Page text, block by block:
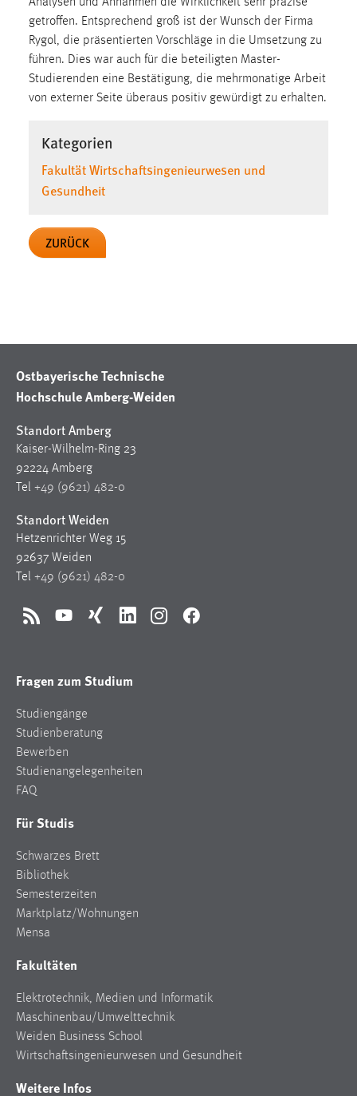
Analysen und Annahmen die Wirklichkeit sehr präzise
getroffen. Entsprechend groß ist der Wunsch der Firma
Rygol, die präsentierten Vorschläge in die Umsetzung zu
führen. Dies war auch für die beteiligten Master-
Studierenden eine Bestätigung, die mehrmonatige Arbeit
von externer Seite überaus positiv gewürdigt zu erhalten.
Kategorien
Fakultät Wirtschaftsingenieurwesen und
Gesundheit
ZURÜCK
Ostbayerische Technische
Hochschule Amberg-Weiden
Standort Amberg
Kaiser-Wilhelm-Ring 23
92224 Amberg
Tel +49 (9621) 482-0
Standort Weiden
Hetzenrichter Weg 15
92637 Weiden
Tel +49 (9621) 482-0
RSS YouTubeXing LinkedInInstagramFacebook
Fragen zum Studium
Studiengänge
Studienberatung
Bewerben
Studienangelegenheiten
FAQ
Für Studis
Schwarzes Brett
Bibliothek
Semesterzeiten
Marktplatz/Wohnungen
Mensa
Fakultäten
Elektrotechnik, Medien und Informatik
Maschinenbau/Umwelttechnik
Weiden Business School
Wirtschaftsingenieurwesen und Gesundheit
Weitere Infos
Cookie Laufzeit:
30 Tage
Chat
chat-frame-style-5e9dbeb1811c0446
Zweck:
Wird benötigt um die Chatfunktion nutzen zu können.
MibewSessionID, mibew-chat-frame-style-
Name:
Zweck:
einloggen zu können.
Cookie Laufzeit:
24 Stunden
STATISTIK
Statistik Cookies erfassen Informationen anonym.
Diese Informationen helfen uns zu verstehen, wie
Name:
Zweck:
Zugriffsstatistik
Cookie Laufzeit:
MARKETING
Marketing Cookies werden von Drittanbietern
verwendet, um personalisierte Werbung anzuzeigen.
Sie tun dies, indem sie Besucher über Websites
hinweg verfolgen.
Google Ads
Name:
_gcl_au
Anbieter:
Google Ireland Limited